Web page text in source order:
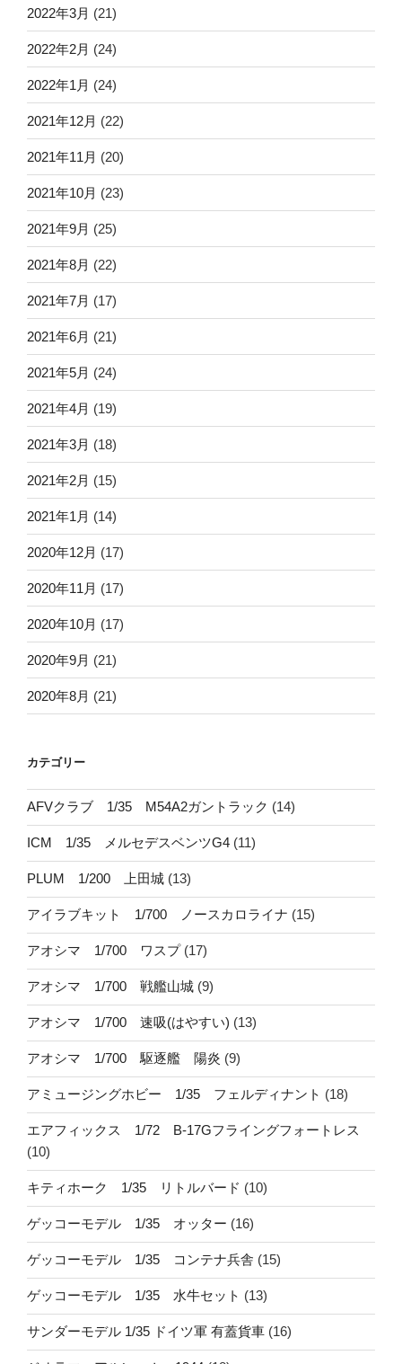
2022年3月 (21)
2022年2月 (24)
2022年1月 (24)
2021年12月 (22)
2021年11月 (20)
2021年10月 (23)
2021年9月 (25)
2021年8月 (22)
2021年7月 (17)
2021年6月 (21)
2021年5月 (24)
2021年4月 (19)
2021年3月 (18)
2021年2月 (15)
2021年1月 (14)
2020年12月 (17)
2020年11月 (17)
2020年10月 (17)
2020年9月 (21)
2020年8月 (21)
カテゴリー
AFVクラブ 1/35 M54A2ガントラック (14)
ICM 1/35 メルセデスベンツG4 (11)
PLUM 1/200 上田城 (13)
アイラブキット 1/700 ノースカロライナ (15)
アオシマ 1/700 ワスプ(17)
アオシマ 1/700 戦艦山城 (9)
アオシマ 1/700 速吸(はやすい) (13)
アオシマ 1/700 駆逐艦 陽炎 (9)
アミュージングホビー 1/35 フェルディナント (18)
エアフィックス 1/72 B-17Gフライングフォートレス
(10)
キティホーク 1/35 リトルバード (10)
ゲッコーモデル 1/35 オッター (16)
ゲッコーモデル 1/35 コンテナ兵舎 (15)
ゲッコーモデル 1/35 水牛セット (13)
サンダーモデル 1/35 ドイツ軍 有蓋貨車 (16)